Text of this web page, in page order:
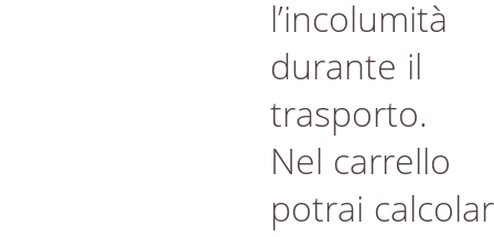
l’incolumità
durante il
trasporto.
Nel carrello
potrai